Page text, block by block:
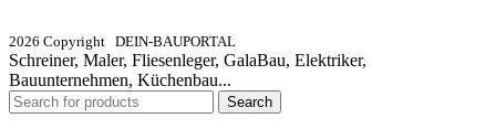
2026 Copyright DEIN-BAUPORTAL
Schreiner, Maler, Fliesenleger, GalaBau, Elektriker,
Bauunternehmen, Küchenbau...
Search